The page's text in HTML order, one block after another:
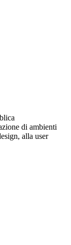
di ambienti
alla user